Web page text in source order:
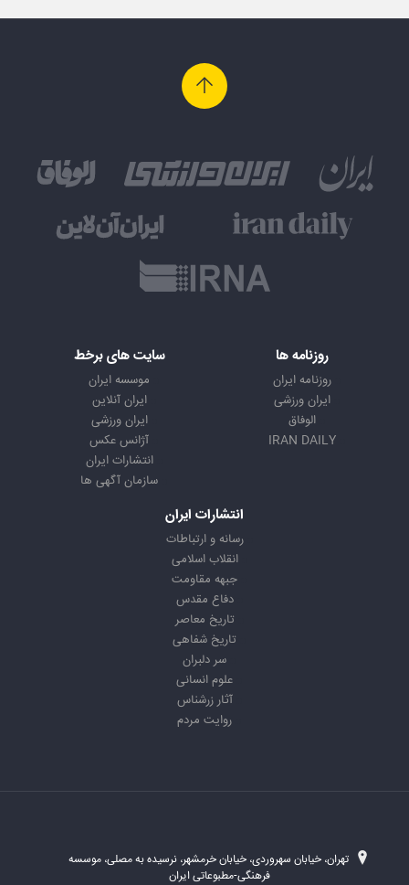
روزنامه ها
روزنامه ایران
ایران ورزشی
الوفاق
IRAN DAILY
سایت های برخط
موسسه ایران
ایران آنلاین
ایران ورزشی
آژانس عکس
انتشارات ایران
سازمان آگهی ها
انتشارات ایران
رسانه و ارتباطات
انقلاب اسلامی
جبهه مقاومت
دفاع مقدس
تاریخ معاصر
تاریخ شفاهی
سر دلبران
علوم انسانی
آثار زرشناس
روایت مردم
تهران، خیابان سهروردی، خیابان خرمشهر، نرسیده به مصلی، موسسه
فرهنگی-مطبوعاتی ایران